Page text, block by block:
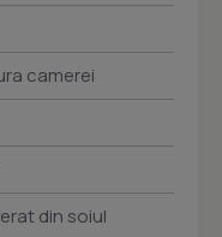
camerei
din soiul